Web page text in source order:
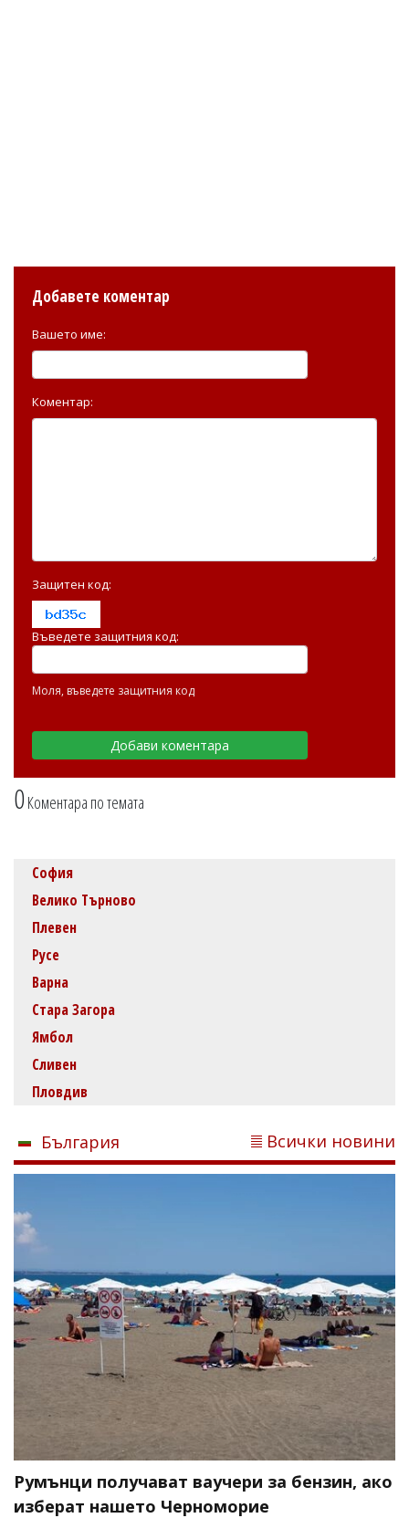
0Коментара по темата
Добавете коментар
Вашето име:
Коментар:
Защитен код:
Въведете защитния код:
Моля, въведете защитния код
София
Велико Търново
Плевен
Русе
Варна
Стара Загора
Ямбол
Сливен
Пловдив
България Всички новини
Румънци получават ваучери за бензин, ако
изберат нашето Черноморие